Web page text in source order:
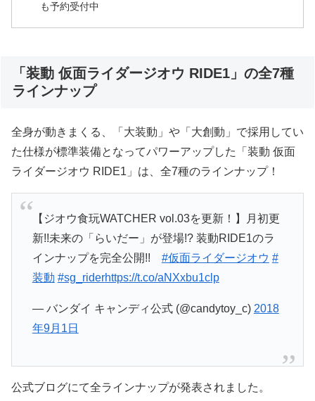
も予約受付中
「装動 仮面ライダージオウ RIDE1」の全7種
ラインナップ
全身が動きまくる、「大装動」や「大創動」で採用してい
た仕様が標準装備となってパワーアップした「装動 仮面
ライダージオウ RIDE1」は、全7種のラインナップ！
【ジオウ食玩WATCHER vol.03を更新！】月初更
新!!未来の「らいだー」が登場!? 装動RIDE1のラ
インナップを完全公開!! #仮面ライダージオウ #
装動 #sg_riderhttps://t.co/aNXxbu1clp
— バンダイ キャンディ公式 (@candytoy_c) 2018
年9月1日
公式ブログにて全ラインナップが発表されました。